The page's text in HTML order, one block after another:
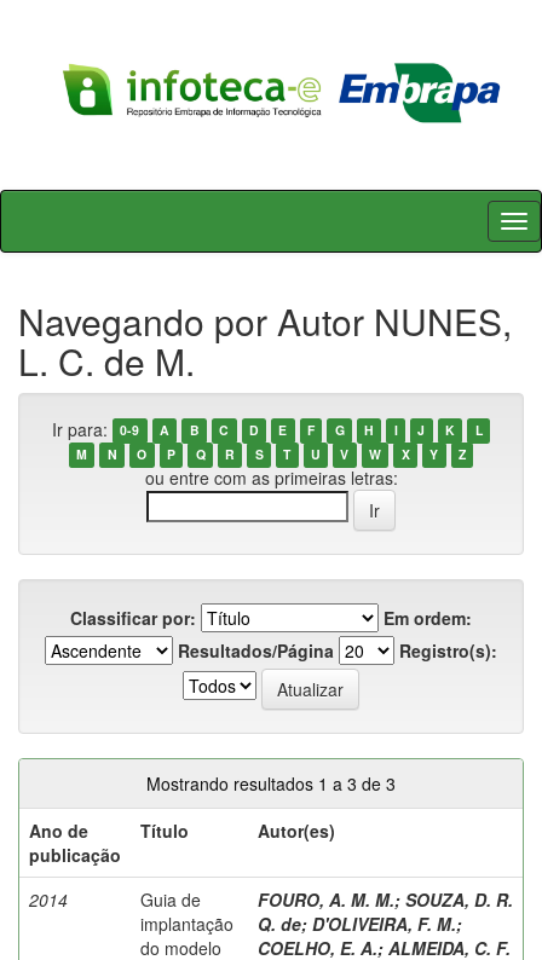
Skip
Navegando por Autor NUNES,
L. C. de M.
Ir para: 0-9 A B C D E F G H I J K
L
M
N O P Q R S T U V W X Y Z
ou entre com as primeiras letras:
Classificar por:
Em ordem:
Resultados/Página
Registro(s):
Mostrando resultados 1 a 3 de 3
Ano de
publicação
Título Autor(es)
2014
Guia de
implantação
do modelo
FOURO, A. M. M.; SOUZA, D. R.
Q. de; D'OLIVEIRA, F. M.;
COELHO, E. A.; ALMEIDA, C. F.